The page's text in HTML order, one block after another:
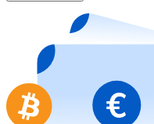
Nouveau
Achetez des
Aller à la boutique